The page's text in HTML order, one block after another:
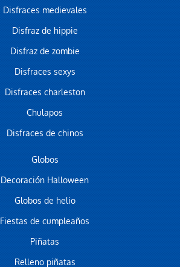
Disfraces medievales
Disfraz de hippie
Disfraz de zombie
Disfraces sexys
Disfraces charleston
Chulapos
Disfraces de chinos
Globos
Decoración Halloween
Globos de helio
Fiestas de cumpleaños
Piñatas
Relleno piñatas